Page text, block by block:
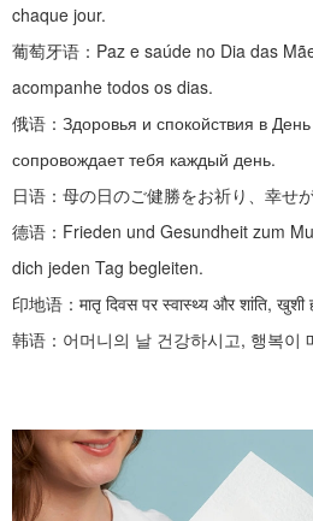
chaque jour.
葡萄牙语： Paz e saúde no Dia das
acompanhe todos os dias.
俄语： Здоровья и спокойствия в
сопровождает тебя каждый день.
日语：母の日のご健勝をお祈り、幸せ
德语： Frieden und Gesundheit zum
dich jeden Tag begleiten.
印地语： मातृ दिवस पर स्वास्थ्य और शांति, खुशी
韩语：어머니의 날 건강하시고, 행복이